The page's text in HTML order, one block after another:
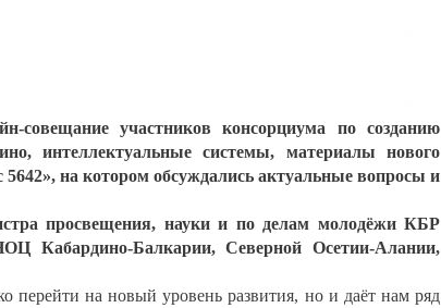
совещание участников консорциума по созданию
интеллектуальные системы, материалы нового
на котором обсуждались актуальные вопросы и
просвещения, науки и по делам молодёжи КБР
Кабардино-Балкарии, Северной Осетии-Алании,
перейти на новый уровень развития, но и даёт нам ряд